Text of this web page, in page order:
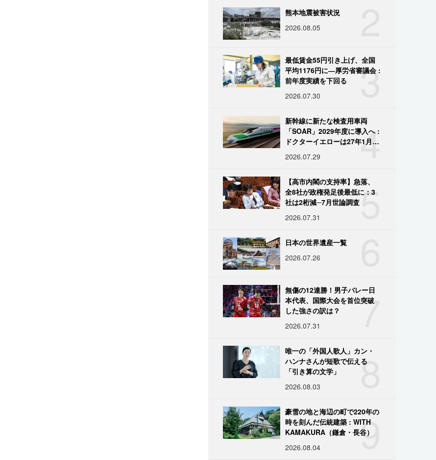
熊本地震被害状況
2026.08.05
3
最低賃金55円引き上げ、全国
平均1176円に―厚労省審議会 :
前年度実績を下回る
2026.07.30
4
新幹線に新たな検査用車両
「SOAR」2029年度に導入へ :
ドクターイエローは27年1月に
2026.07.29
5
【高市内閣の支持率】急落、
全8社が政権発足後最低に：3
社は2桁減─7月世論調査
2026.07.31
日本の世界遺産一覧
2026.07.26
7
無傷の12連勝！男子バレー日
本代表、国際大会を首位突破
した強さの訳は？
2026.07.31
8
唯一の「外国人歌人」カン・
ハンナさんが短歌で伝える
「引き算の文学」
2026.08.03
9
豪雪の地と海辺の町で220年の
時を刻んだ伝統建築 : WITH
KAMAKURA（鎌倉・長谷）
2026.08.04